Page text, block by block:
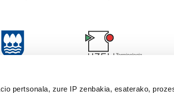
pertsonala, zure IP zenbakia, esaterako,